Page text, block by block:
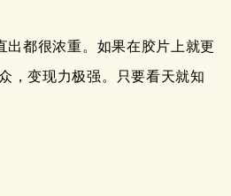
出都很浓重。如果在胶片上就更
，变现力极强。只要看天就知